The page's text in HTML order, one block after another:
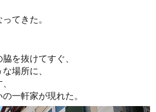
てきた。
を抜けてすぐ、
場所に、
一軒家が現れた。